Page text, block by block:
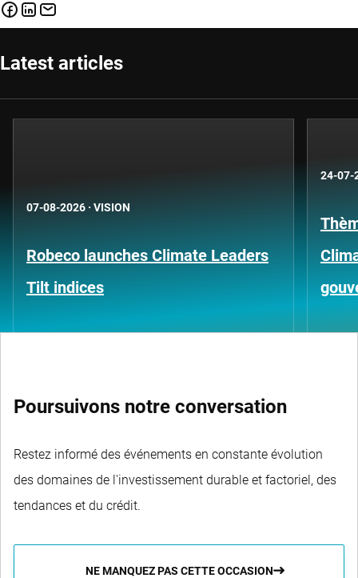
Latest articles
07-08-2026 · VISION
Robeco launches Climate Leaders
Tilt indices
24-07-
Poursuivons notre conversation
Restez informé des événements en constante évolution
des domaines de l'investissement durable et factoriel, des
tendances et du crédit.
NE MANQUEZ PAS CETTE OCCASION